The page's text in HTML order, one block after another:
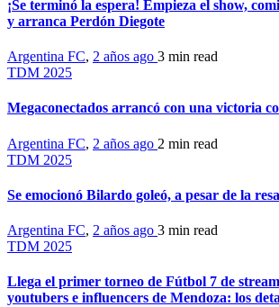
¡Se terminó la espera! Empieza el show,
y arranca Perdón Diegote
Argentina FC, 2 años ago 3 min read
TDM 2025
Megaconectados arrancó con una victoria
Argentina FC, 2 años ago 2 min read
TDM 2025
Se emocionó Bilardo goleó, a pesar de la
Argentina FC, 2 años ago 3 min read
TDM 2025
Llega el primer torneo de Fútbol 7 de
youtubers e influencers de Mendoza: los